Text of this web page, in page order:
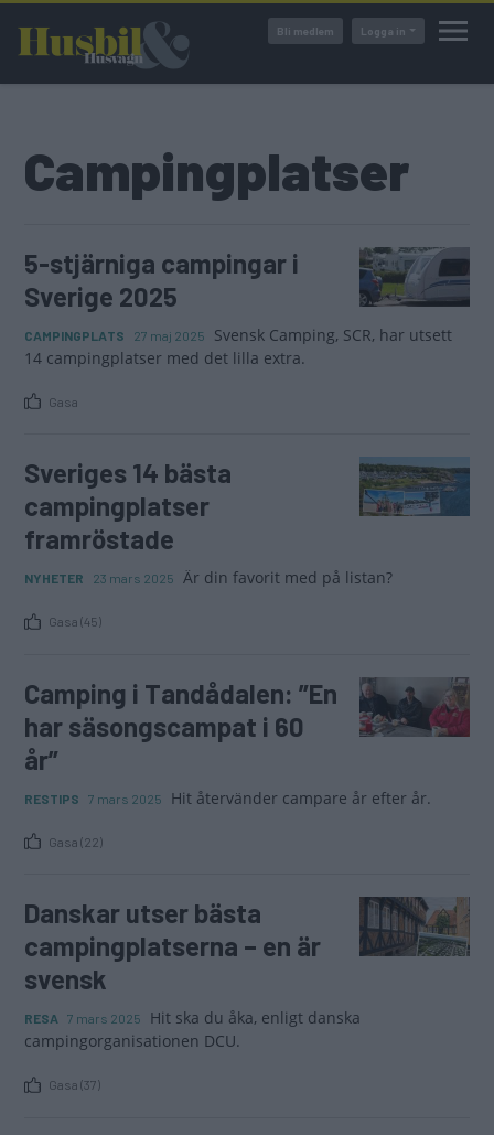
huvudinnehåll
Bli medlem Logga in
Campingplatser
5-stjärniga campingar i
Sverige 2025
CAMPINGPLATS 27 maj 2025
Svensk Camping, SCR, har utsett
14 campingplatser med det lilla extra.
Gasa
Sveriges 14 bästa
campingplatser
framröstade
NYHETER 23 mars 2025 Är din favorit med på listan?
Gasa (45)
Camping i Tandådalen: ”En
har säsongscampat i 60
år”
RESTIPS 7 mars 2025 Hit återvänder campare år efter år.
Gasa (22)
Danskar utser bästa
campingplatserna – en är
svensk
RESA 7 mars 2025
Hit ska du åka, enligt danska
campingorganisationen DCU.
Gasa (37)